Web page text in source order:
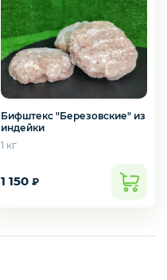
Бифштекс "Березовские" из
индейки
1 кг
1 150 ₽